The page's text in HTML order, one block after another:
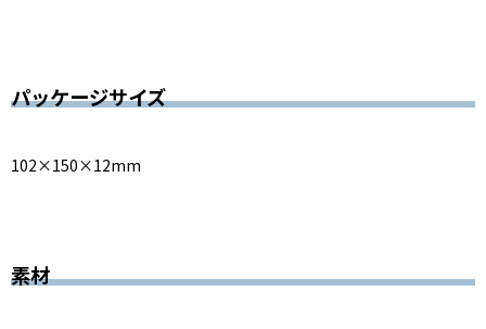
パッケージサイズ
102×150×12mm
素材